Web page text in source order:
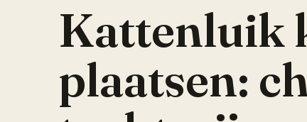
Kattenluik
plaatsen: